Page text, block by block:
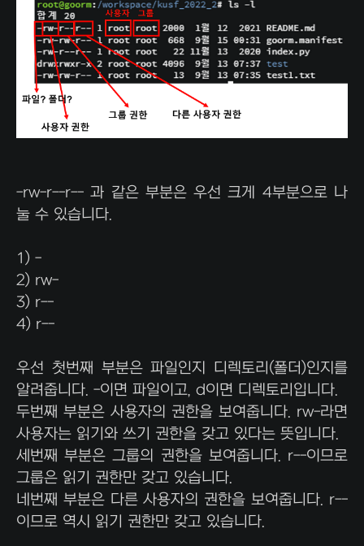
-rw-r--r-- 과 같은 부분은 우선 크게 4부분으로 나
눌 수 있습니다.
1) -
2) rw-
3) r--
4) r--
우선 첫번째 부분은 파일인지 디렉토리(폴더)인지를
알려줍니다. -이면 파일이고, d이면 디렉토리입니다.
두번째 부분은 사용자의 권한을 보여줍니다. rw-라면
사용자는 읽기와 쓰기 권한을 갖고 있다는 뜻입니다.
세번째 부분은 그룹의 권한을 보여줍니다. r--이므로
그룹은 읽기 권한만 갖고 있습니다.
네번째 부분은 다른 사용자의 권한을 보여줍니다. r--
이므로 역시 읽기 권한만 갖고 있습니다.